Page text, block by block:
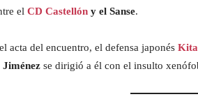
el CD Castellón y el Sanse.
acta del encuentro, el defensa japonés Kita
se dirigió a él con el insulto